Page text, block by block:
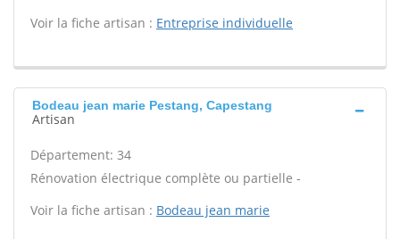
Voir la fiche artisan : Entreprise individuelle
Bodeau jean marie Pestang, Capestang
Artisan
Département: 34
Rénovation électrique complète ou partielle -
Voir la fiche artisan : Bodeau jean marie